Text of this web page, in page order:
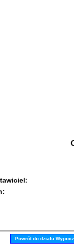
Powrót do działu